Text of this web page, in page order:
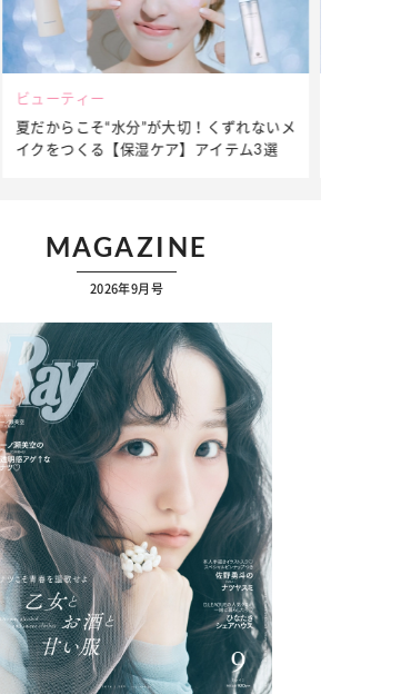
ビューティー
夏だからこそ“水分”が大切！くずれないメ
イクをつくる【保湿ケア】アイテム3選
MAGAZINE
2026年9月号